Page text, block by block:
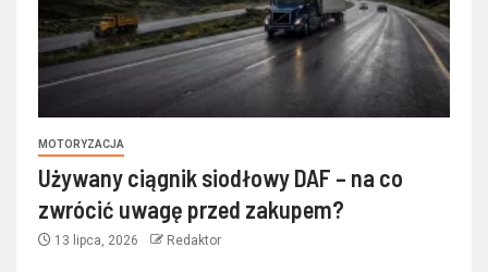
MOTORYZACJA
Używany ciągnik siodłowy DAF – na co
zwrócić uwagę przed zakupem?
13 lipca, 2026 Redaktor